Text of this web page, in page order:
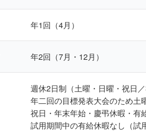
年1回（4月）
年2回（7月・12月）
週休2日制（土曜・日曜・祝日
年二回の目標発表大会のため土
祝日・年末年始・慶弔休暇・有
試用期間中の有給休暇なし（試